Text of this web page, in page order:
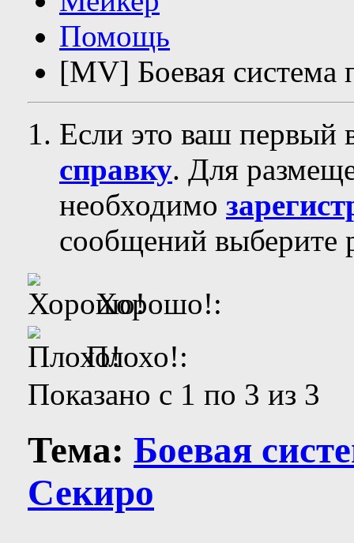
Помощь
[MV] Боевая
Если это ваш первый
справку. Для
необходимо
сообщений выберите
Хорошо!:
Плохо!:
Показано с 1 по 3 из 3
Тема: Боевая
Секиро